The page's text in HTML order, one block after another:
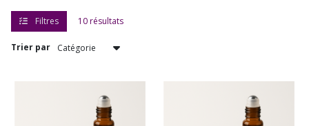
Filtres 10 résultats
Trier par